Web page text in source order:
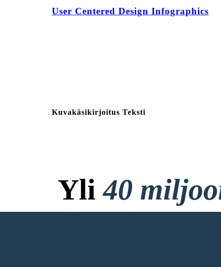
User Centered Design Infographics
Kuvakäsikirjoitus Teksti
Yli40
Ei Latauksia, ei